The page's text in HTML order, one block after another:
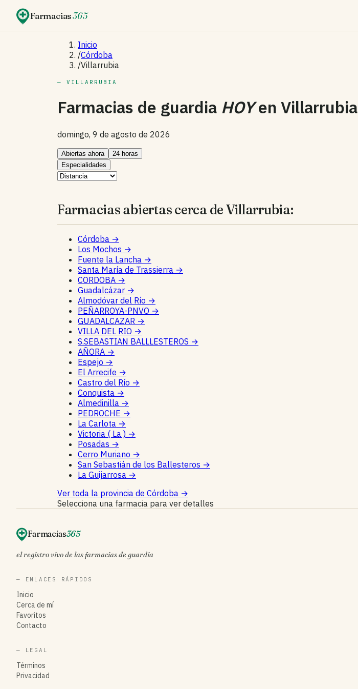
Farmacias365
Inicio
/Córdoba
/Villarrubia
— VILLARRUBIA
Farmacias de guardia HOYen Villarrubia
domingo, 9 de agosto de 2026
Abiertas ahora
24 horas
Especialidades
Farmacias abiertas cerca de Villarrubia:
Córdoba →
Los Mochos →
Fuente la Lancha →
Santa María de Trassierra →
CORDOBA →
Guadalcázar →
Almodóvar del Río →
PEÑARROYA-PNVO →
GUADALCAZAR →
VILLA DEL RIO →
S.SEBASTIAN BALLLESTEROS →
AÑORA →
Espejo →
El Arrecife →
Castro del Río →
Conquista →
Almedinilla →
PEDROCHE →
La Carlota →
Victoria ( La ) →
Posadas →
Cerro Muriano →
San Sebastián de los Ballesteros →
La Guijarrosa →
Ver toda la provincia de Córdoba →
Selecciona una farmacia para ver detalles
Farmacias365
el registro vivo de las farmacias de guardia
— ENLACES RÁPIDOS
Inicio
Cerca de mí
Favoritos
Contacto
— LEGAL
Términos
Privacidad